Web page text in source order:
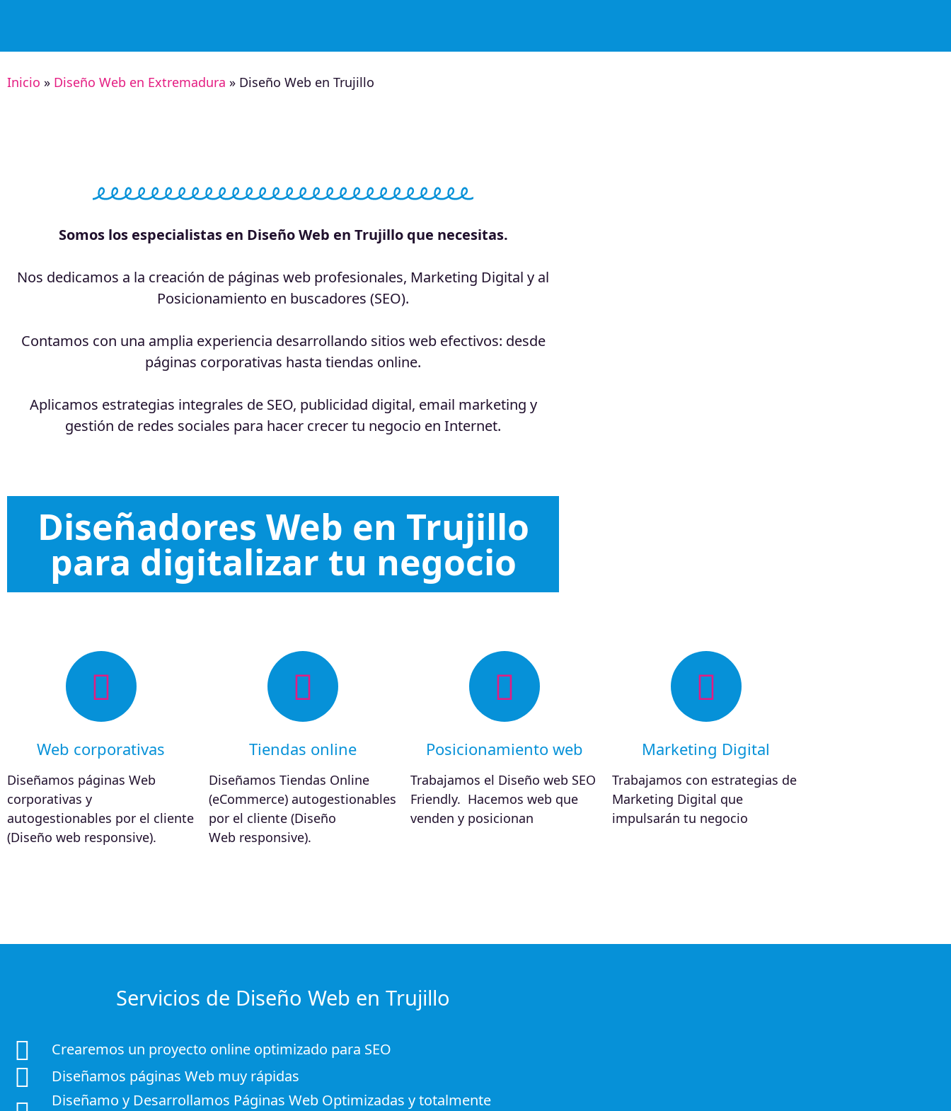
Inicio » Diseño Web en Extremadura » Diseño Web en Trujillo
Somos los especialistas en Diseño Web en Trujillo que necesitas.
Nos dedicamos a la creación de páginas web profesionales, Marketing Digital y al
Posicionamiento en buscadores (SEO).
Contamos con una amplia experiencia desarrollando sitios web efectivos: desde
páginas corporativas hasta tiendas online.
Aplicamos estrategias integrales de SEO, publicidad digital, email marketing y
gestión de redes sociales para hacer crecer tu negocio en Internet.
Diseñadores Web en Trujillo
para digitalizar tu negocio
Web corporativas
Diseñamos páginas Web
corporativas y
autogestionables por el cliente
(Diseño web responsive).
Tiendas online
Diseñamos Tiendas Online
(eCommerce) autogestionables
por el cliente (Diseño
Web responsive).
Posicionamiento web
Trabajamos el Diseño web SEO
Friendly. Hacemos web que
venden y posicionan
Marketing Digital
Trabajamos con estrategias de
Marketing Digital que
impulsarán tu negocio
Servicios de Diseño Web en Trujillo
Crearemos un proyecto online optimizado para SEO
Diseñamos páginas Web muy rápidas
Diseñamo y Desarrollamos Páginas Web Optimizadas y totalmente